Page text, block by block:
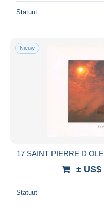
Statuut
Nieuw
17 SAINT PIERRE D
± US$
Statuut